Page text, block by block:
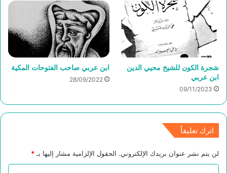
شجرة الكون للشيخ محيي الدين
ابن عربي
09/11/2023
ابن عربي صاحب الفتوحات المكية
28/09/2022
اترك تعليقاً
لن يتم نشر عنوان بريدك الإلكتروني. الحقول الإلزامية مشار إليها بـ *